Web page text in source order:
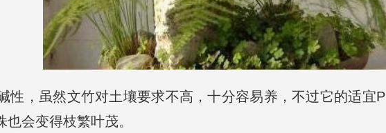
性，虽然文竹对土壤要求不高，十分容易养，不过它的适宜
会变得枝繁叶茂。